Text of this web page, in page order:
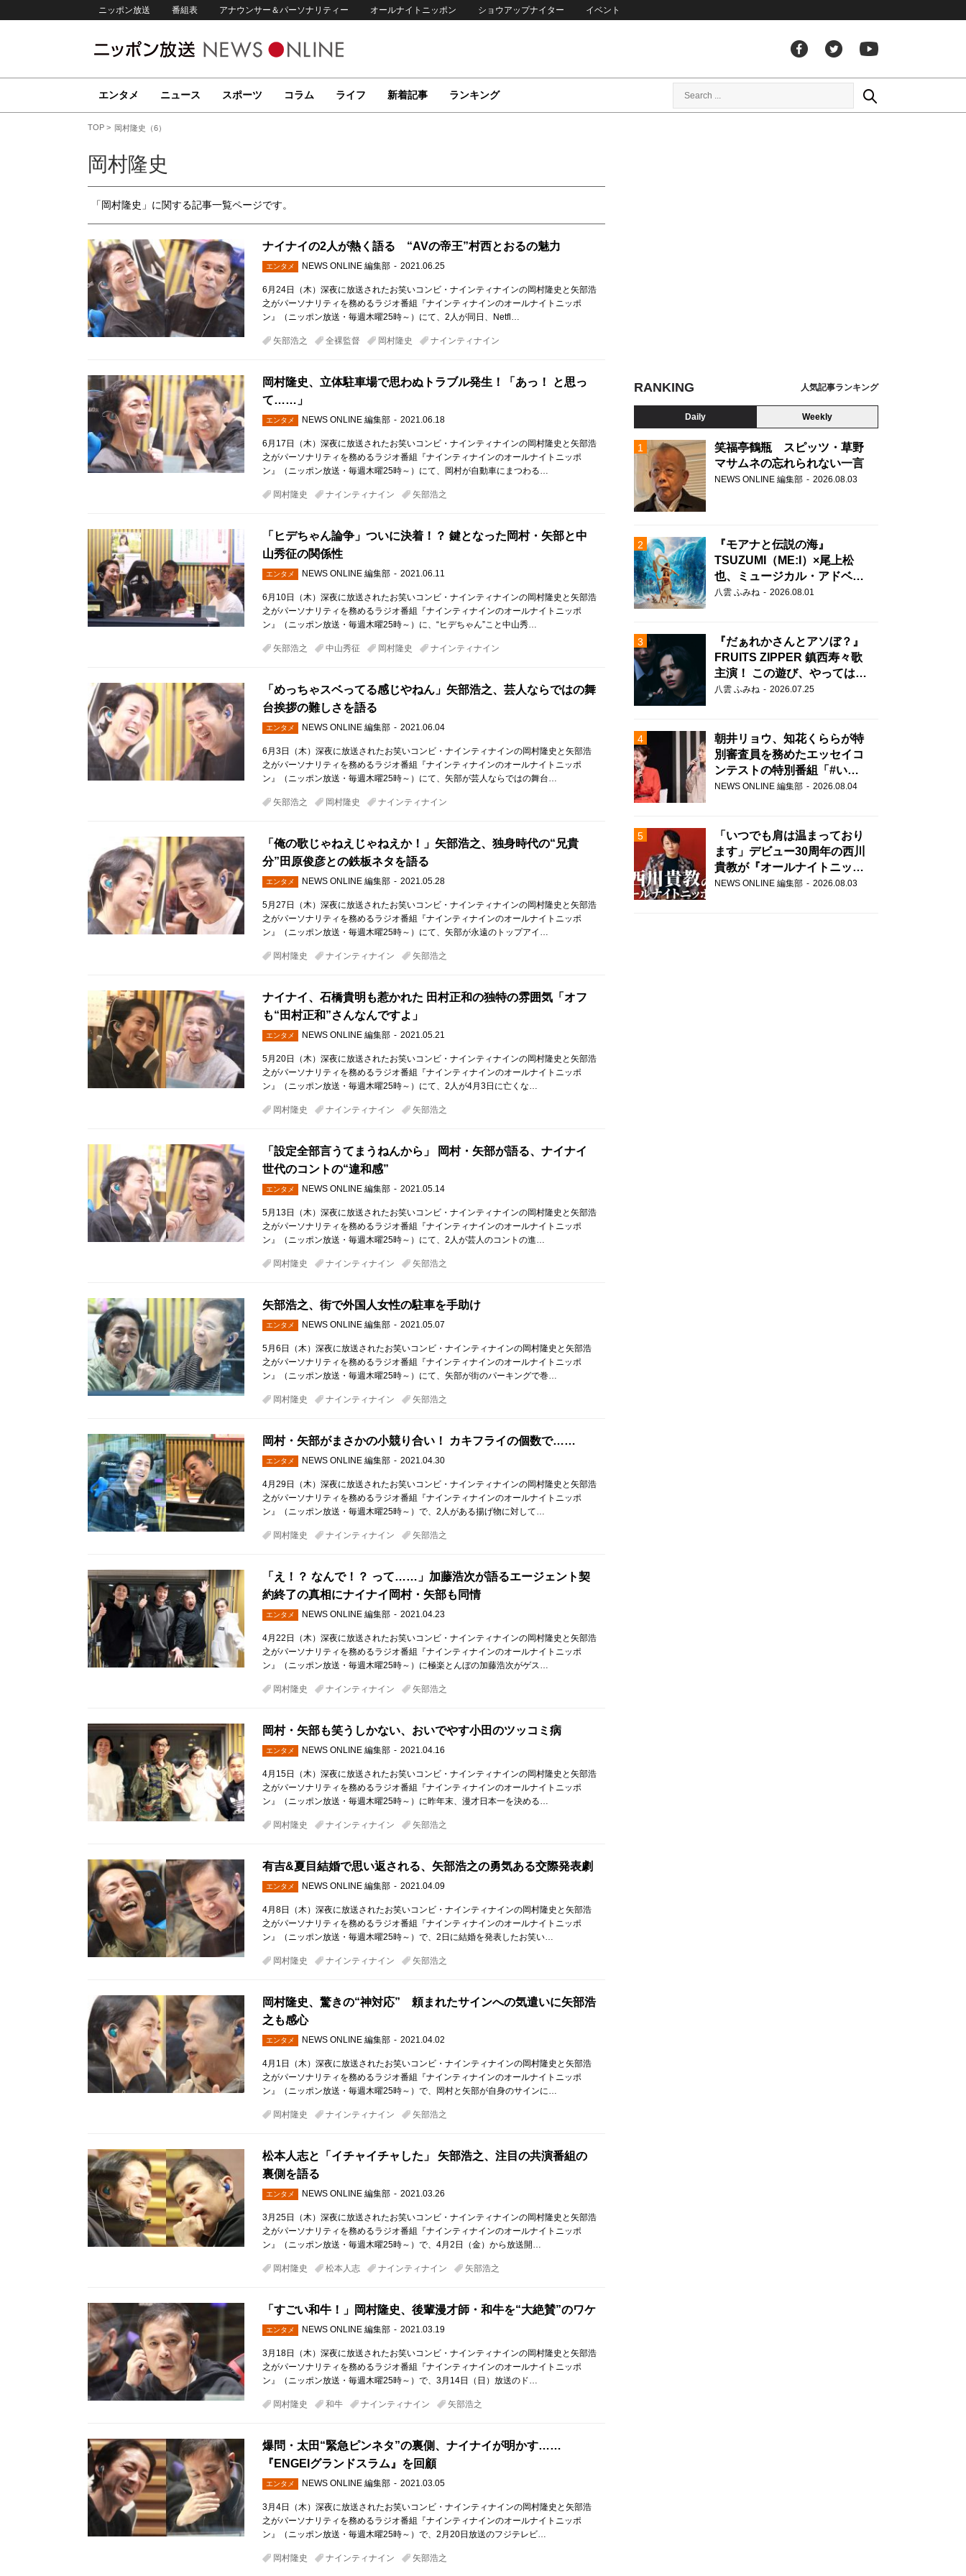
ニッポン放送 番組表 アナウンサー＆パーソナリティー オールナイトニッポン ショウアップナイター イベント
エンタメ ニュース スポーツ コラム ライフ 新着記事 ランキング
TOP 岡村隆史（6）
岡村隆史
「岡村隆史」に関する記事一覧ページです。
ナイナイの2人が熱く語る “AVの帝王”村西とおるの魅力
エンタメ NEWS ONLINE 編集部 2021.06.25
6月24日（木）深夜に放送されたお笑いコンビ・ナインティナインの岡村隆史と矢部浩
之がパーソナリティを務めるラジオ番組『ナインティナインのオールナイトニッポ
ン』（ニッポン放送・毎週木曜25時～）にて、2人が同日、Netfl…
矢部浩之 全裸監督 岡村隆史 ナインティナイン
岡村隆史、立体駐車場で思わぬトラブル発生！「あっ！ と思っ
て……」
エンタメ NEWS ONLINE 編集部 2021.06.18
6月17日（木）深夜に放送されたお笑いコンビ・ナインティナインの岡村隆史と矢部浩
之がパーソナリティを務めるラジオ番組『ナインティナインのオールナイトニッポ
ン』（ニッポン放送・毎週木曜25時～）にて、岡村が自動車にまつわる…
岡村隆史 ナインティナイン 矢部浩之
「ヒデちゃん論争」ついに決着！？ 鍵となった岡村・矢部と中
山秀征の関係性
エンタメ NEWS ONLINE 編集部 2021.06.11
6月10日（木）深夜に放送されたお笑いコンビ・ナインティナインの岡村隆史と矢部浩
之がパーソナリティを務めるラジオ番組『ナインティナインのオールナイトニッポ
ン』（ニッポン放送・毎週木曜25時～）に、“ヒデちゃん”こと中山秀…
矢部浩之 中山秀征 岡村隆史 ナインティナイン
「めっちゃスベってる感じやねん」矢部浩之、芸人ならではの舞
台挨拶の難しさを語る
エンタメ NEWS ONLINE 編集部 2021.06.04
6月3日（木）深夜に放送されたお笑いコンビ・ナインティナインの岡村隆史と矢部浩
之がパーソナリティを務めるラジオ番組『ナインティナインのオールナイトニッポ
ン』（ニッポン放送・毎週木曜25時～）にて、矢部が芸人ならではの舞台…
矢部浩之 岡村隆史 ナインティナイン
「俺の歌じゃねえじゃねえか！」矢部浩之、独身時代の“兄貴
分”田原俊彦との鉄板ネタを語る
エンタメ NEWS ONLINE 編集部 2021.05.28
5月27日（木）深夜に放送されたお笑いコンビ・ナインティナインの岡村隆史と矢部浩
之がパーソナリティを務めるラジオ番組『ナインティナインのオールナイトニッポ
ン』（ニッポン放送・毎週木曜25時～）にて、矢部が永遠のトップアイ…
岡村隆史 ナインティナイン 矢部浩之
ナイナイ、石橋貴明も惹かれた 田村正和の独特の雰囲気「オフ
も“田村正和”さんなんですよ」
エンタメ NEWS ONLINE 編集部 2021.05.21
5月20日（木）深夜に放送されたお笑いコンビ・ナインティナインの岡村隆史と矢部浩
之がパーソナリティを務めるラジオ番組『ナインティナインのオールナイトニッポ
ン』（ニッポン放送・毎週木曜25時～）にて、2人が4月3日に亡くな…
岡村隆史 ナインティナイン 矢部浩之
「設定全部言うてまうねんから」 岡村・矢部が語る、ナイナイ
世代のコントの“違和感”
エンタメ NEWS ONLINE 編集部 2021.05.14
5月13日（木）深夜に放送されたお笑いコンビ・ナインティナインの岡村隆史と矢部浩
之がパーソナリティを務めるラジオ番組『ナインティナインのオールナイトニッポ
ン』（ニッポン放送・毎週木曜25時～）にて、2人が芸人のコントの進…
岡村隆史 ナインティナイン 矢部浩之
矢部浩之、街で外国人女性の駐車を手助け
エンタメ NEWS ONLINE 編集部 2021.05.07
5月6日（木）深夜に放送されたお笑いコンビ・ナインティナインの岡村隆史と矢部浩
之がパーソナリティを務めるラジオ番組『ナインティナインのオールナイトニッポ
ン』（ニッポン放送・毎週木曜25時～）にて、矢部が街のパーキングで巻…
岡村隆史 ナインティナイン 矢部浩之
岡村・矢部がまさかの小競り合い！ カキフライの個数で……
エンタメ NEWS ONLINE 編集部 2021.04.30
4月29日（木）深夜に放送されたお笑いコンビ・ナインティナインの岡村隆史と矢部浩
之がパーソナリティを務めるラジオ番組『ナインティナインのオールナイトニッポ
ン』（ニッポン放送・毎週木曜25時～）で、2人がある揚げ物に対して…
岡村隆史 ナインティナイン 矢部浩之
「え！？ なんで！？ って……」加藤浩次が語るエージェント契
約終了の真相にナイナイ岡村・矢部も同情
エンタメ NEWS ONLINE 編集部 2021.04.23
4月22日（木）深夜に放送されたお笑いコンビ・ナインティナインの岡村隆史と矢部浩
之がパーソナリティを務めるラジオ番組『ナインティナインのオールナイトニッポ
ン』（ニッポン放送・毎週木曜25時～）に極楽とんぼの加藤浩次がゲス…
岡村隆史 ナインティナイン 矢部浩之
岡村・矢部も笑うしかない、おいでやす小田のツッコミ病
エンタメ NEWS ONLINE 編集部 2021.04.16
4月15日（木）深夜に放送されたお笑いコンビ・ナインティナインの岡村隆史と矢部浩
之がパーソナリティを務めるラジオ番組『ナインティナインのオールナイトニッポ
ン』（ニッポン放送・毎週木曜25時～）に昨年末、漫才日本一を決める…
岡村隆史 ナインティナイン 矢部浩之
有吉&夏目結婚で思い返される、矢部浩之の勇気ある交際発表劇
エンタメ NEWS ONLINE 編集部 2021.04.09
4月8日（木）深夜に放送されたお笑いコンビ・ナインティナインの岡村隆史と矢部浩
之がパーソナリティを務めるラジオ番組『ナインティナインのオールナイトニッポ
ン』（ニッポン放送・毎週木曜25時～）で、2日に結婚を発表したお笑い…
岡村隆史 ナインティナイン 矢部浩之
岡村隆史、驚きの“神対応” 頼まれたサインへの気遣いに矢部浩
之も感心
エンタメ NEWS ONLINE 編集部 2021.04.02
4月1日（木）深夜に放送されたお笑いコンビ・ナインティナインの岡村隆史と矢部浩
之がパーソナリティを務めるラジオ番組『ナインティナインのオールナイトニッポ
ン』（ニッポン放送・毎週木曜25時～）で、岡村と矢部が自身のサインに…
岡村隆史 ナインティナイン 矢部浩之
松本人志と「イチャイチャした」 矢部浩之、注目の共演番組の
裏側を語る
エンタメ NEWS ONLINE 編集部 2021.03.26
3月25日（木）深夜に放送されたお笑いコンビ・ナインティナインの岡村隆史と矢部浩
之がパーソナリティを務めるラジオ番組『ナインティナインのオールナイトニッポ
ン』（ニッポン放送・毎週木曜25時～）で、4月2日（金）から放送開…
岡村隆史 松本人志 ナインティナイン 矢部浩之
「すごい和牛！」岡村隆史、後輩漫才師・和牛を“大絶賛”のワケ
エンタメ NEWS ONLINE 編集部 2021.03.19
3月18日（木）深夜に放送されたお笑いコンビ・ナインティナインの岡村隆史と矢部浩
之がパーソナリティを務めるラジオ番組『ナインティナインのオールナイトニッポ
ン』（ニッポン放送・毎週木曜25時～）で、3月14日（日）放送のド…
岡村隆史 和牛 ナインティナイン 矢部浩之
爆問・太田“緊急ピンネタ”の裏側、ナイナイが明かす……
『ENGEIグランドスラム』を回顧
エンタメ NEWS ONLINE 編集部 2021.03.05
3月4日（木）深夜に放送されたお笑いコンビ・ナインティナインの岡村隆史と矢部浩
之がパーソナリティを務めるラジオ番組『ナインティナインのオールナイトニッポ
ン』（ニッポン放送・毎週木曜25時～）で、2月20日放送のフジテレビ…
岡村隆史 ナインティナイン 矢部浩之
RANKING 人気記事ランキング
Daily Weekly
笑福亭鶴瓶 スピッツ・草野
マサムネの忘れられない一言
NEWS ONLINE 編集部 2026.08.03
『モアナと伝説の海』
TSUZUMI（ME:I）×尾上松
也、ミュージカル・アドベン
チャーで美声を響かせる
八雲 ふみね 2026.08.01
『だぁれかさんとアソぼ？』
FRUITS ZIPPER 鎮西寿々歌
主演！ この遊び、やってはい
けません。
八雲 ふみね 2026.07.25
朝井リョウ、知花くららが特
別審査員を務めたエッセイコ
ンテストの特別番組「#いま
あなたに伝えたいこと」
NEWS ONLINE 編集部 2026.08.04
「いつでも肩は温まっており
ます」デビュー30周年の西川
貴教が『オールナイトニッポ
ン』に登場！
NEWS ONLINE 編集部 2026.08.03